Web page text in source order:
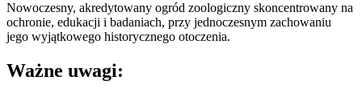
Nowoczesny, akredytowany ogród zoologiczny skoncentrowany na
ochronie, edukacji i badaniach, przy jednoczesnym zachowaniu
jego wyjątkowego historycznego otoczenia.
Ważne uwagi: